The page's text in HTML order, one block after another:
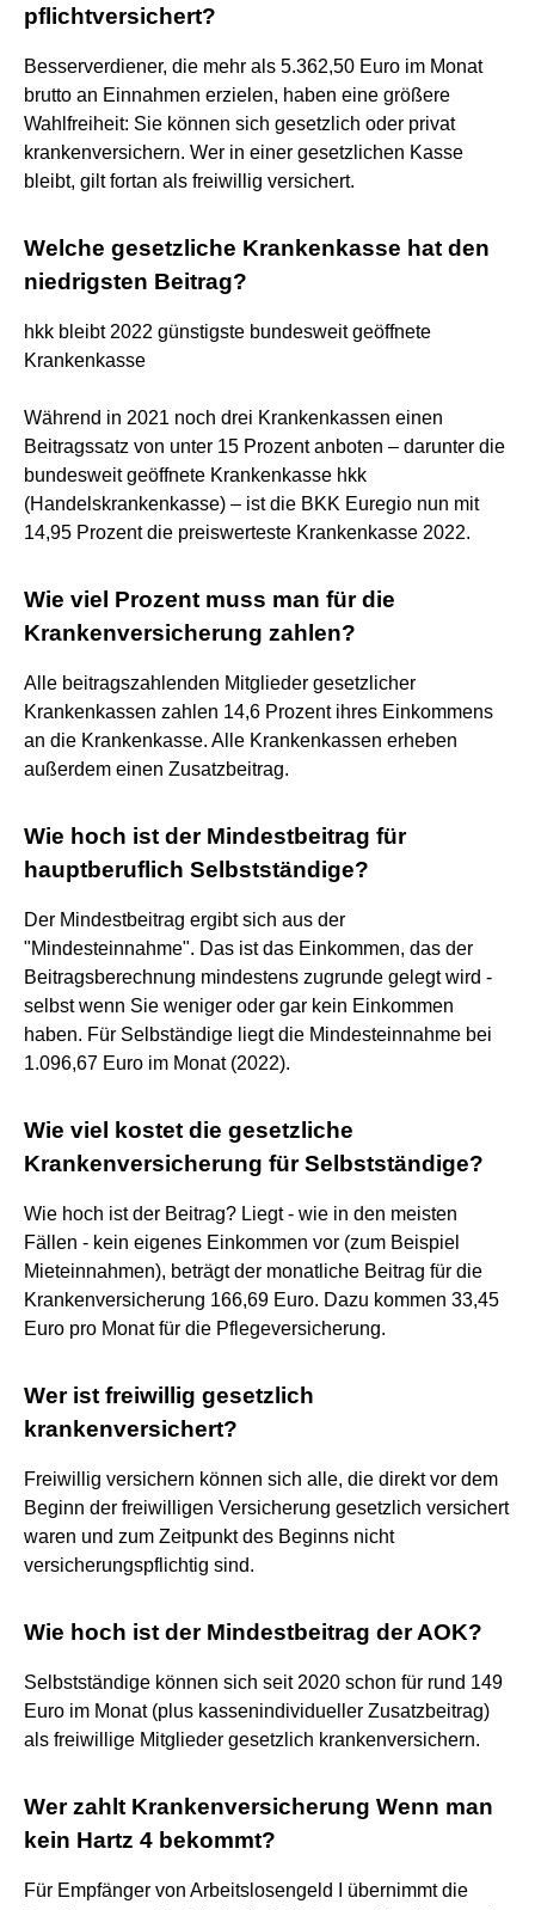
pflichtversichert?
Besserverdiener, die mehr als 5.362,50 Euro im Monat
brutto an Einnahmen erzielen, haben eine größere
Wahlfreiheit: Sie können sich gesetzlich oder privat
krankenversichern. Wer in einer gesetzlichen Kasse
bleibt, gilt fortan als freiwillig versichert.
Welche gesetzliche Krankenkasse hat den
niedrigsten Beitrag?
hkk bleibt 2022 günstigste bundesweit geöffnete
Krankenkasse
Während in 2021 noch drei Krankenkassen einen
Beitragssatz von unter 15 Prozent anboten – darunter die
bundesweit geöffnete Krankenkasse hkk
(Handelskrankenkasse) – ist die BKK Euregio nun mit
14,95 Prozent die preiswerteste Krankenkasse 2022.
Wie viel Prozent muss man für die
Krankenversicherung zahlen?
Alle beitragszahlenden Mitglieder gesetzlicher
Krankenkassen zahlen 14,6 Prozent ihres Einkommens
an die Krankenkasse. Alle Krankenkassen erheben
außerdem einen Zusatzbeitrag.
Wie hoch ist der Mindestbeitrag für
hauptberuflich Selbstständige?
Der Mindestbeitrag ergibt sich aus der
"Mindesteinnahme". Das ist das Einkommen, das der
Beitragsberechnung mindestens zugrunde gelegt wird -
selbst wenn Sie weniger oder gar kein Einkommen
haben. Für Selbständige liegt die Mindesteinnahme bei
1.096,67 Euro im Monat (2022).
Wie viel kostet die gesetzliche
Krankenversicherung für Selbstständige?
Wie hoch ist der Beitrag? Liegt - wie in den meisten
Fällen - kein eigenes Einkommen vor (zum Beispiel
Mieteinnahmen), beträgt der monatliche Beitrag für die
Krankenversicherung 166,69 Euro. Dazu kommen 33,45
Euro pro Monat für die Pflegeversicherung.
Wer ist freiwillig gesetzlich
krankenversichert?
Freiwillig versichern können sich alle, die direkt vor dem
Beginn der freiwilligen Versicherung gesetzlich versichert
waren und zum Zeitpunkt des Beginns nicht
versicherungspflichtig sind.
Wie hoch ist der Mindestbeitrag der AOK?
Selbstständige können sich seit 2020 schon für rund 149
Euro im Monat (plus kassenindividueller Zusatzbeitrag)
als freiwillige Mitglieder gesetzlich krankenversichern.
Wer zahlt Krankenversicherung Wenn man
kein Hartz 4 bekommt?
Für Empfänger von Arbeitslosengeld I übernimmt die